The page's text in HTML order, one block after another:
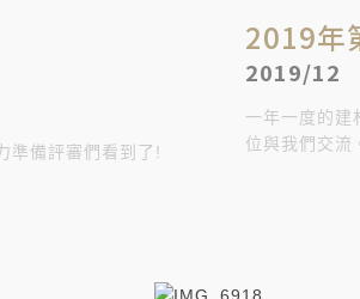
準備評審們看到了!
2019年
2019/12
一年一度的
位與我們交流